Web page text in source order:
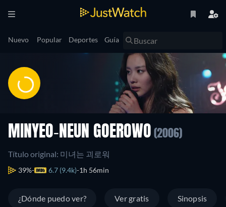
Nuevo Popular Deportes Guía
MINYEO-NEUN GOEROWO (2006)
Título original: 미녀는 괴로워
39% 6.7 (9.4k) 1h 56min
¿Dónde puedo ver? Ver gratis Sinopsis